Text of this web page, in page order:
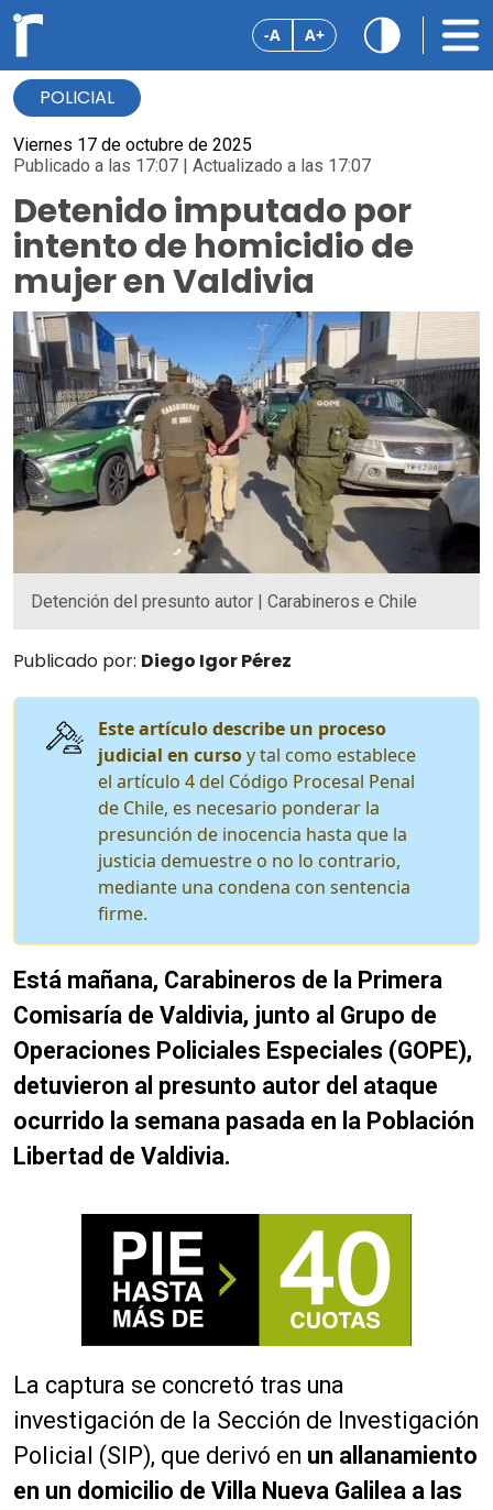
-A A+
POLICIAL
Viernes 17 de octubre de 2025
Publicado a las 17:07 | Actualizado a las 17:07
Detenido imputado por
intento de homicidio de
mujer en Valdivia
Detención del presunto autor | Carabineros e Chile
Publicado por: Diego Igor Pérez
Este artículo describe un proceso
judicial en cursoy tal como establece
el artículo 4 del Código Procesal Penal
de Chile, es necesario ponderar la
presunción de inocencia hasta que la
justicia demuestre o no lo contrario,
mediante una condena con sentencia
firme.
Está mañana, Carabineros de la Primera
Comisaría de Valdivia, junto al Grupo de
Operaciones Policiales Especiales (GOPE),
detuvieron al presunto autor del ataque
ocurrido la semana pasada en la Población
Libertad de Valdivia.
La captura se concretó tras una
investigación de la Sección de Investigación
Policial (SIP), que derivó en un allanamiento
en un domicilio de Villa Nueva Galilea a las